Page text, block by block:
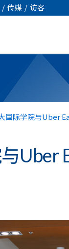
/ 传媒 / 访客
国际学院与Uber
Uber